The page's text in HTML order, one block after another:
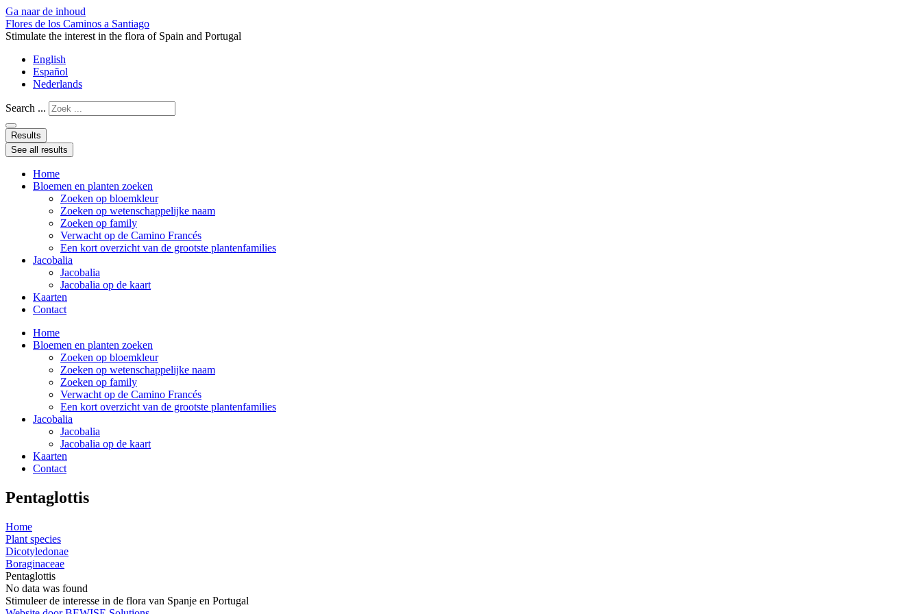
Ga naar de inhoud
Flores de los Caminos a Santiago
Stimulate the interest in the flora of Spain and Portugal
English
Español
Nederlands
Search ...
Results
See all results
Home
Bloemen en planten zoeken
Zoeken op bloemkleur
Zoeken op wetenschappelijke naam
Zoeken op family
Verwacht op de Camino Francés
Een kort overzicht van de grootste plantenfamilies
Jacobalia
Jacobalia
Jacobalia op de kaart
Kaarten
Contact
Home
Bloemen en planten zoeken
Zoeken op bloemkleur
Zoeken op wetenschappelijke naam
Zoeken op family
Verwacht op de Camino Francés
Een kort overzicht van de grootste plantenfamilies
Jacobalia
Jacobalia
Jacobalia op de kaart
Kaarten
Contact
Pentaglottis
Home
Plant species
Dicotyledonae
Boraginaceae
Pentaglottis
No data was found
Stimuleer de interesse in de flora van Spanje en Portugal